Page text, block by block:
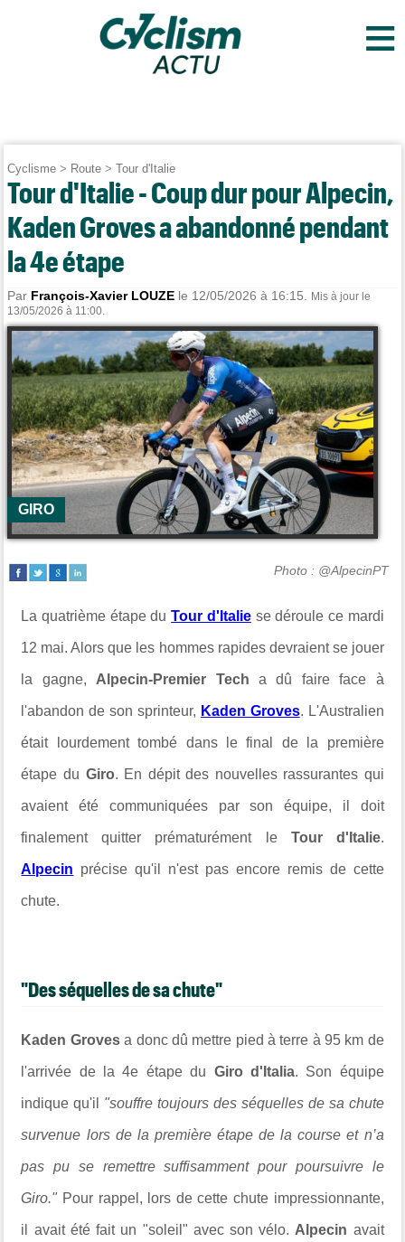
≡
Cyclisme > Route >Tour d'Italie
Tour d'Italie - Coup dur pour Alpecin,
Kaden Groves a abandonné pendant
la 4e étape
Par François-Xavier LOUZE le 12/05/2026 à 16:15.
Mis à jour le
13/05/2026 à 11:00.
GIRO
Photo : @AlpecinPT
La quatrième étape duTour d'Italiese déroule ce mardi
12 mai. Alors que les hommes rapides devraient se jouer
la gagne, Alpecin-Premier Tech a dû faire face à
l'abandon de son sprinteur, Kaden Groves. L'Australien
était lourdement tombé dans le final de la première
étape du Giro. En dépit des nouvelles rassurantes qui
avaient été communiquées par son équipe, il doit
finalement quitter prématurément le Tour d'Italie.
Alpecin précise qu'il n'est pas encore remis de cette
chute.
"Des séquelles de sa chute"
Kaden Grovesa donc dû mettre pied à terre à 95 km de
l'arrivée de la 4e étape du Giro d'Italia. Son équipe
indique qu'il "souffre toujours des séquelles de sa chute
survenue lors de la première étape de la course et n’a
pas pu se remettre suffisamment pour poursuivre le
Giro." Pour rappel, lors de cette chute impressionnante,
il avait été fait un "soleil" avec son vélo. Alpecin avait